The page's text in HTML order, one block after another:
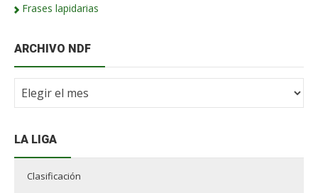
Frases lapidarias
ARCHIVO NDF
Archivo
LA LIGA
Clasificación